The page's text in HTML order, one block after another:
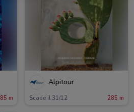
m
Alpitour
Scade il 31/12 285 m